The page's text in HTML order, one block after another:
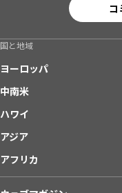
コ
国と地域
ヨーロッパ
中南米
ハワイ
アジア
アフリカ